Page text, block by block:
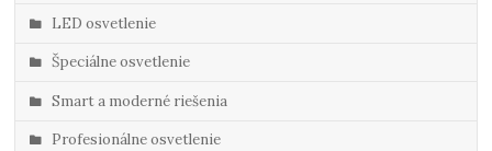
LED osvetlenie
Špeciálne osvetlenie
Smart a moderné riešenia
Profesionálne osvetlenie